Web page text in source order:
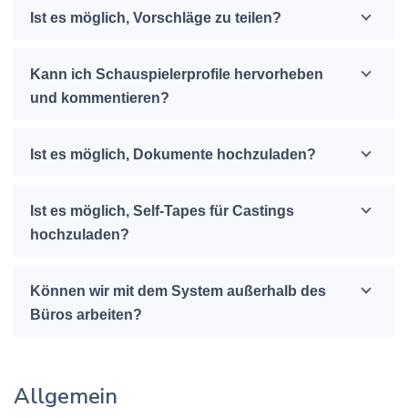
Ist es möglich, Vorschläge zu teilen?
Kann ich Schauspielerprofile hervorheben
und kommentieren?
Ist es möglich, Dokumente hochzuladen?
Ist es möglich, Self-Tapes für Castings
hochzuladen?
Können wir mit dem System außerhalb des
Büros arbeiten?
Allgemein